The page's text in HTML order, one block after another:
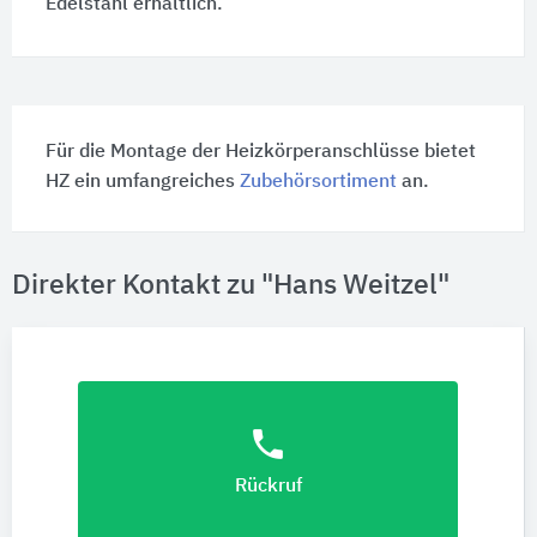
Edelstahl erhältlich.
Für die Montage der Heizkörperanschlüsse bietet
HZ ein umfangreichesZubehörsortimentan.
Direkter Kontakt zu "Hans Weitzel"
phone
Rückruf